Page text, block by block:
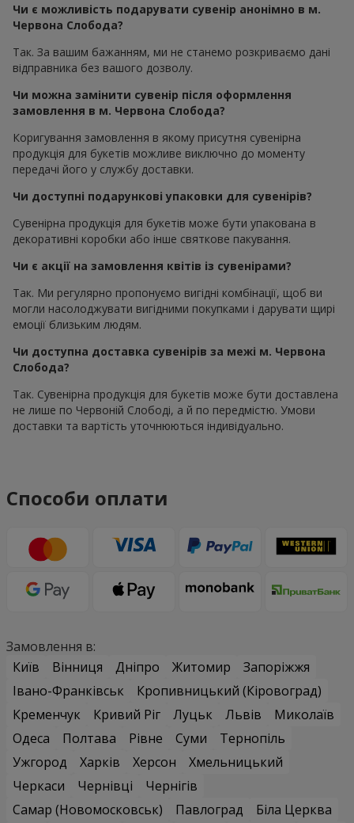
Чи є можливість подарувати сувенір анонімно в м.
Червона Слобода?
Так. За вашим бажанням, ми не станемо розкриваємо дані
відправника без вашого дозволу.
Чи можна замінити сувенір після оформлення
замовлення в м. Червона Слобода?
Коригування замовлення в якому присутня сувенірна
продукція для букетів можливе виключно до моменту
передачі його у службу доставки.
Чи доступні подарункові упаковки для сувенірів?
Сувенірна продукція для букетів може бути упакована в
декоративні коробки або інше святкове пакування.
Чи є акції на замовлення квітів із сувенірами?
Так. Ми регулярно пропонуємо вигідні комбінації, щоб ви
могли насолоджувати вигідними покупками і дарувати щирі
емоції близьким людям.
Чи доступна доставка сувенірів за межі м. Червона
Слобода?
Так. Сувенірна продукція для букетів може бути доставлена
не лише по Червоній Слободі, а й по передмістю. Умови
доставки та вартість уточнюються індивідуально.
Способи оплати
Замовлення в:
Київ
Вінниця Дніпро Житомир
Запоріжжя
Івано-Франківськ
Кропивницький (Кіровоград)
Кременчук
Кривий Ріг Луцьк Львів
Миколаїв
Одеса
Полтава Рівне Суми
Тернопіль
Ужгород
Харків Херсон
Хмельницький
Черкаси
Чернівці
Чернігів
Самар (Новомосковськ)
Павлоград
Біла Церква